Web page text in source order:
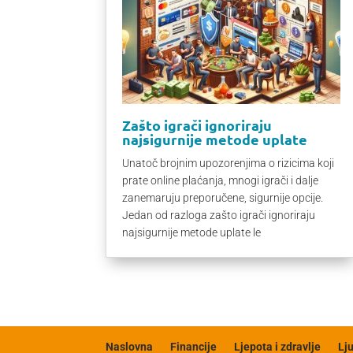
Zašto igrači ignoriraju
najsigurnije metode uplate
Unatoč brojnim upozorenjima o rizicima koji
prate online plaćanja, mnogi igrači i dalje
zanemaruju preporučene, sigurnije opcije.
Jedan od razloga zašto igrači ignoriraju
najsigurnije metode uplate le
Naslovna Financije Ljepota i zdravlje